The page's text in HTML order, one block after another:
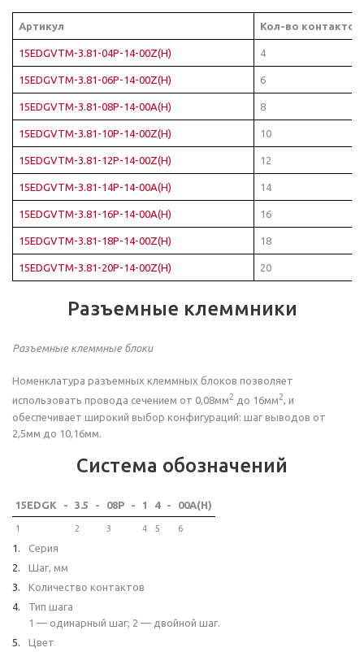
Артикул Кол-во контактов
15EDGVTM-3.81-04P-14-00Z(H) 4
15EDGVTM-3.81-06P-14-00Z(H) 6
15EDGVTM-3.81-08P-14-00A(H) 8
15EDGVTM-3.81-10P-14-00Z(H) 10
15EDGVTM-3.81-12P-14-00Z(H) 12
15EDGVTM-3.81-14P-14-00A(H) 14
15EDGVTM-3.81-16P-14-00A(H) 16
15EDGVTM-3.81-18P-14-00Z(H) 18
15EDGVTM-3.81-20P-14-00Z(H) 20
Разъемные клеммники
Разъемные клеммные блоки
Номенклатура разъемных клеммных блоков позволяет
использовать провода сечением от 0,08мм2 до 16мм2, и
обеспечивает широкий выбор конфигураций: шаг выводов от
2,5мм до 10,16мм.
Система обозначений
15EDGK - 3.5 - 08P - 1 4 - 00A(H)
1 2 3 4 5 6
Серия
Шаг, мм
Количество контактов
Тип шага
1 — одинарный шаг; 2 — двойной шаг.
Цвет